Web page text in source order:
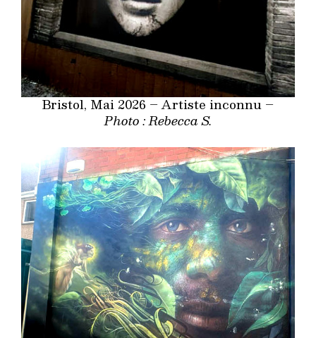
Bristol, Mai 2026 – Artiste inconnu –
Photo : Rebecca S.